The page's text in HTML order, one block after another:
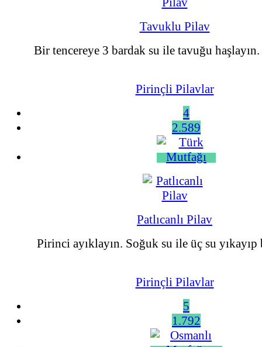
Tavuklu Pilav
Bir tencereye 3 bardak su ile tavuğu
Pirinçli Pilavlar
4
2.589
Patlıcanlı Pilav
Pirinci ayıklayın. Soğuk su ile üç su yıkayıp
Pirinçli Pilavlar
5
1.792